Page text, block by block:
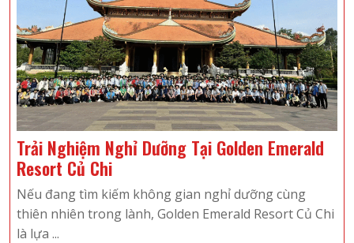
Trải Nghiệm Nghỉ Dưỡng Tại Golden Emerald
Resort Củ ChiTrải
Nghiệm
Nghỉ
Dưỡng
Nếu đang tìm kiếm không gian nghỉ dưỡng cùng
thiên nhiên trong lành, Golden Emerald Resort Củ Chi
là lựa ...